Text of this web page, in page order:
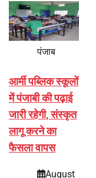
पंजाब
आर्मी पब्लिक स्कूलों
में पंजाबी की पढ़ाई
जारी रहेगी, संस्कृत
लागू करने का
फैसला वापस
August